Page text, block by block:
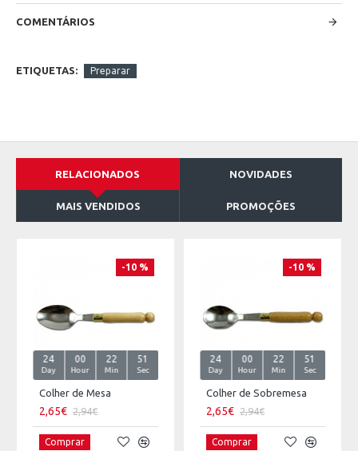
COMENTÁRIOS
ETIQUETAS: Preparar
RELACIONADOS NOVIDADES
MAIS VENDIDOS PROMOÇÕES
-10 %
24
Day
00
Hour
22
Min
51
Sec
Colher de Mesa
2,65€ 2,94€
Comprar
-10 %
24
Day
00
Hour
22
Min
51
Sec
Colher de Sobremesa
2,65€ 2,94€
Comprar